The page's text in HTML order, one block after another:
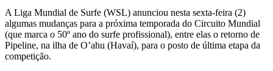
A Liga Mundial de Surfe (WSL) anunciou nesta sexta-feira (2)
algumas mudanças para a próxima temporada do Circuito Mundial
(que marca o 50º ano do surfe profissional), entre elas o retorno de
Pipeline, na ilha de O’ahu (Havaí), para o posto de última etapa da
competição.